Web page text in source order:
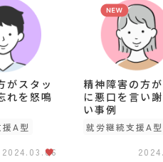
がスタッ
れを怒鳴
A型
2024.03.06
精神障害の方
に悪口を言い
い事例
就労継続支援A型